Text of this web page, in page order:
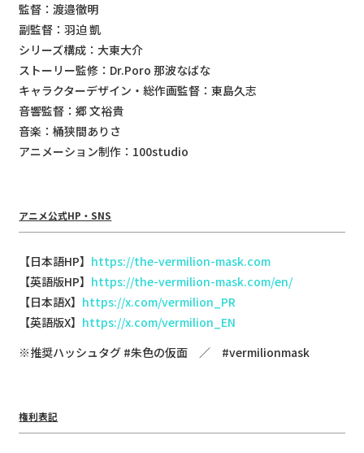
監督：渡邉徹明
副監督：羽迫 凱
シリーズ構成：大東大介
ストーリー監修：Dr.Poro 那波なばな
キャラクターデザイン・総作画監督：東島久志
音響監督：郷 文裕貴
音楽：桶狭間ありさ
アニメーション制作：100studio
アニメ公式HP・SNS
【日本語HP】 https://the-vermilion-mask.com
【英語版HP】 https://the-vermilion-mask.com/en/
【日本語X】 https://x.com/vermilion_PR
【英語版X】 https://x.com/vermilion_EN
※推奨ハッシュタグ #朱色の仮面 ／ #vermilionmask
権利表記